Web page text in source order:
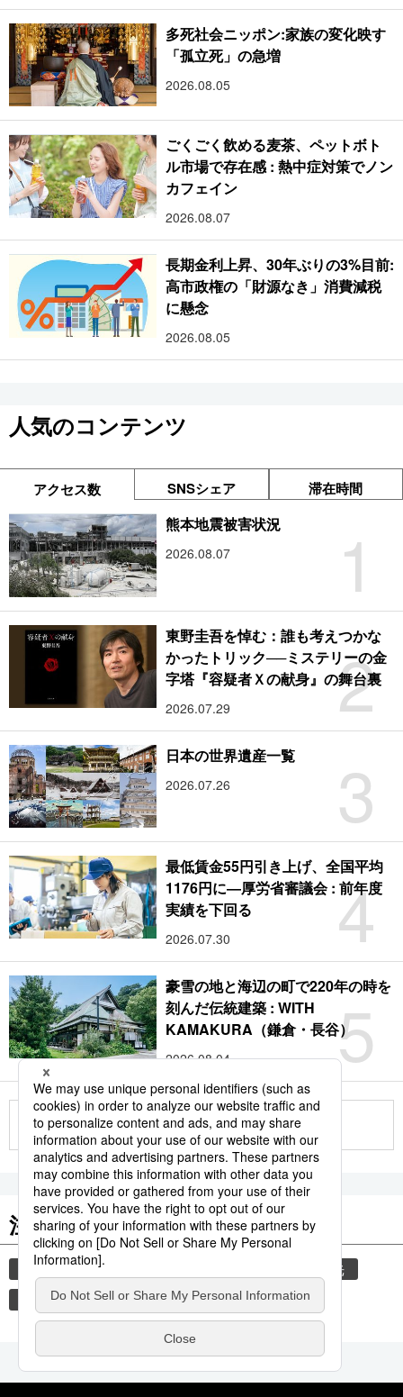
多死社会ニッポン:家族の変化映す
「孤立死」の急増
2026.08.05
ごくごく飲める麦茶、ペットボト
ル市場で存在感 : 熱中症対策でノン
カフェイン
2026.08.07
長期金利上昇、30年ぶりの3%目前:
高市政権の「財源なき」消費減税
に懸念
2026.08.05
人気のコンテンツ
アクセス数 SNSシェア 滞在時間
1
熊本地震被害状況
2026.08.07
2
東野圭吾を悼む：誰も考えつかな
かったトリック──ミステリーの金
字塔『容疑者Ｘの献身』の舞台裏
2026.07.29
3
日本の世界遺産一覧
2026.07.26
4
最低賃金55円引き上げ、全国平均
1176円に―厚労省審議会 : 前年度
実績を下回る
2026.07.30
5
豪雪の地と海辺の町で220年の時を
刻んだ伝統建築 : WITH
KAMAKURA（鎌倉・長谷）
2026.08.04
もっと見る
注目のキーワード
共同通信ニュース
観光
気象庁
津波 地震 旅 熊本